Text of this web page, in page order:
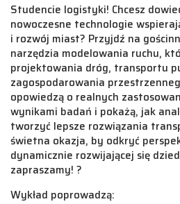
Studencie logistyki! Chcesz
nowoczesne technologie
i rozwój miast? Przyjdź na
narzędzia modelowania ruchu,
projektowania dróg, transportu
zagospodarowania
opowiedzą o realnych
wynikami badań i pokażą, jak
tworzyć lepsze rozwiązania
świetna okazja, by odkryć
dynamicznie rozwijającej się
zapraszamy! ?
Wykład poprowadzą: